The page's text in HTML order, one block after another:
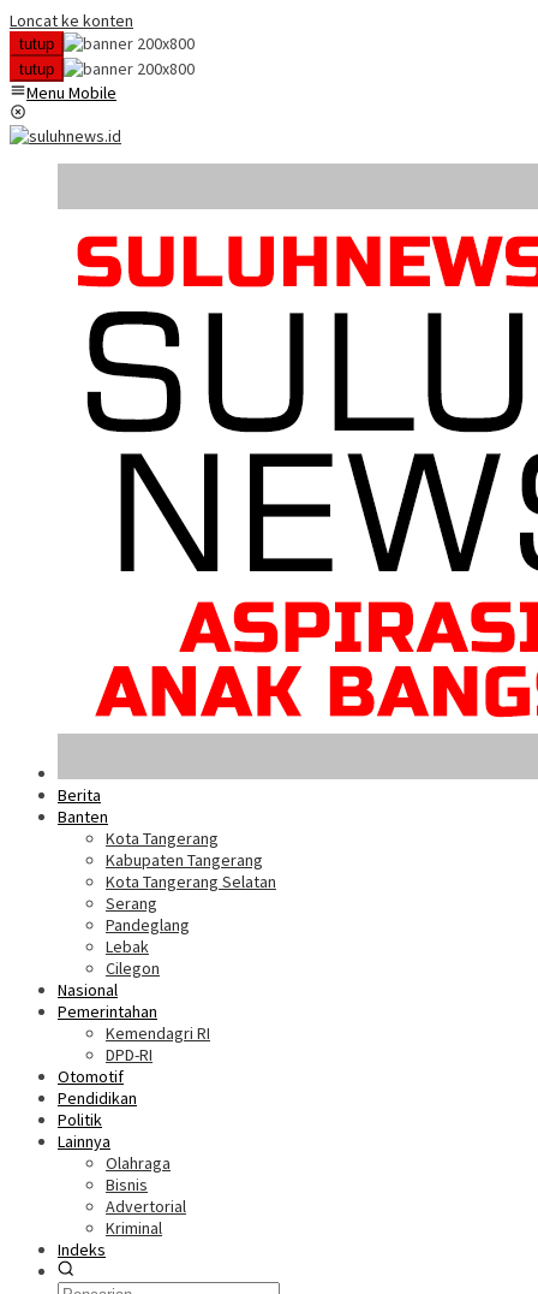
Loncat ke konten
tutup
tutup
Menu Mobile
Berita
Banten
Kota Tangerang
Kabupaten Tangerang
Kota Tangerang Selatan
Serang
Pandeglang
Lebak
Cilegon
Nasional
Pemerintahan
Kemendagri RI
DPD-RI
Otomotif
Pendidikan
Politik
Lainnya
Olahraga
Bisnis
Advertorial
Kriminal
Indeks